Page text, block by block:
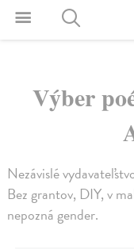
Výber
Nezávislé
Bez grantov, DIY, v
nepozná gender.